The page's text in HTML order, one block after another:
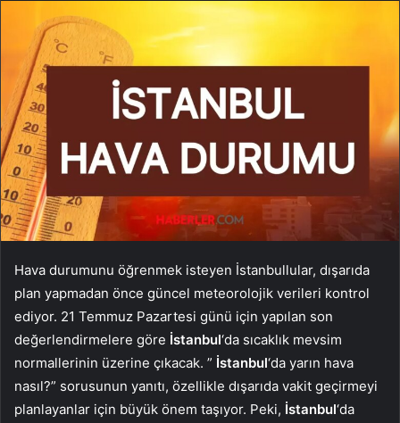
Hava durumunu öğrenmek isteyen İstanbullular, dışarıda
plan yapmadan önce güncel meteorolojik verileri kontrol
ediyor. 21 Temmuz Pazartesi günü için yapılan son
değerlendirmelere göre İstanbul‘da sıcaklık mevsim
normallerinin üzerine çıkacak. ” İstanbul‘da yarın hava
nasıl?” sorusunun yanıtı, özellikle dışarıda vakit geçirmeyi
planlayanlar için büyük önem taşıyor. Peki, İstanbul‘da